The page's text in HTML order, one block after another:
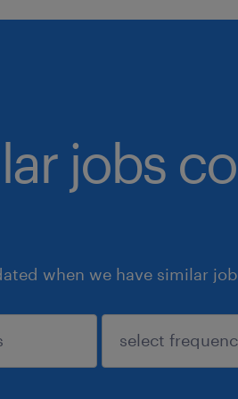
jobs
when we have similar